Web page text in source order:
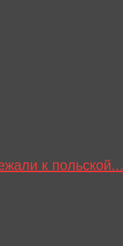
к польской...